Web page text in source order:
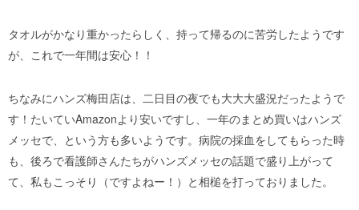
タオルがかなり重かったらしく、持って帰るのに苦労したようです
が、これで一年間は安心！！
ちなみにハンズ梅田店は、二日目の夜でも大大大盛況だったようで
す！たいていAmazonより安いですし、一年のまとめ買いはハンズ
メッセで、という方も多いようです。病院の採血をしてもらった時
も、後ろで看護師さんたちがハンズメッセの話題で盛り上がって
て、私もこっそり（ですよねー！）と相槌を打っておりました。